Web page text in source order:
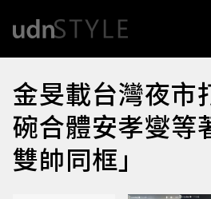
金旻載台灣夜
碗合體安孝燮等
雙帥同框」